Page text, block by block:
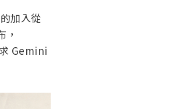
加入從
，
Gemini